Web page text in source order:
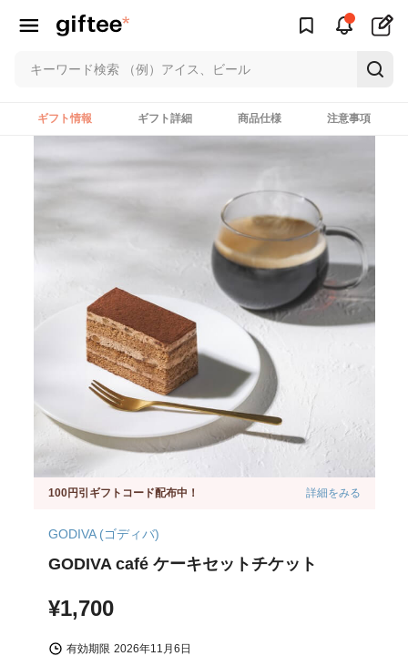
ギフト情報 ギフト詳細 商品仕様 注意事項
100円引ギフトコード配布中！ 詳細をみる
GODIVA (ゴディバ)
GODIVA café ケーキセットチケット
¥1,700
有効期限 2026年11月6日